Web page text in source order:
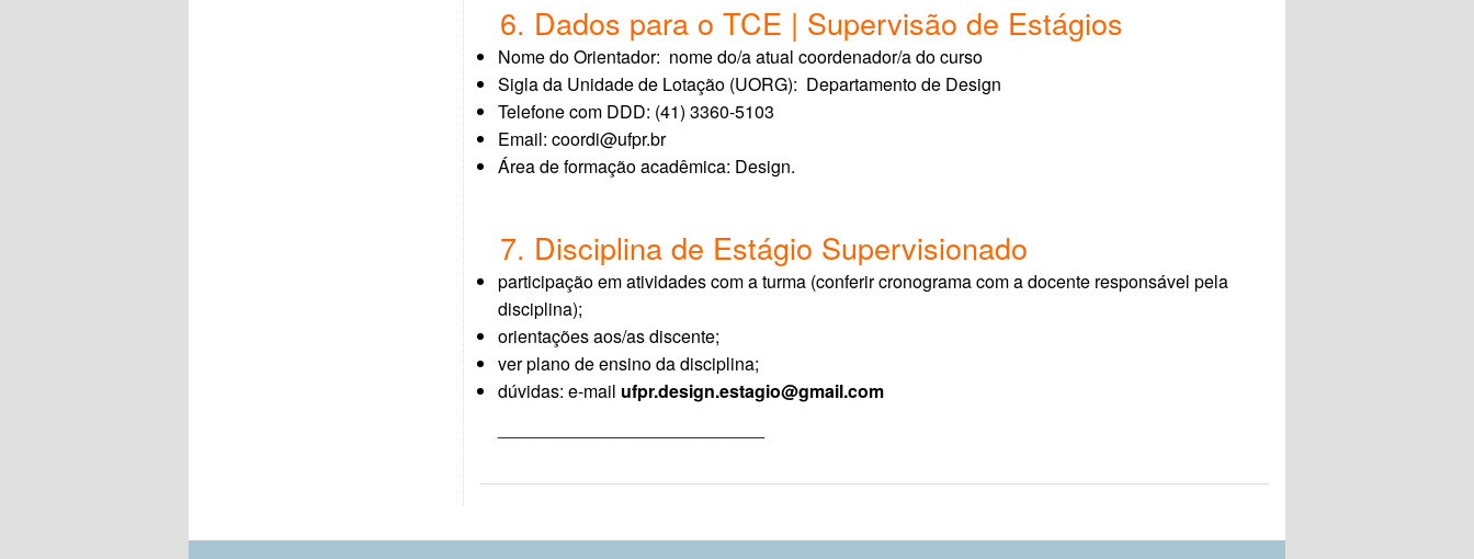
6. Dados para o TCE | Supervisão de Estágios
Nome do Orientador: nome do/a atual coordenador/a do curso
Sigla da Unidade de Lotação (UORG): Departamento de Design
Telefone com DDD: (41) 3360-5103
Email: coordi@ufpr.br
Área de formação acadêmica: Design.
7. Disciplina de Estágio Supervisionado
participação em atividades com a turma (conferir cronograma com a docente responsável pela
disciplina);
orientações aos/as discente;
ver plano de ensino da disciplina;
dúvidas: e-mail ufpr.design.estagio@gmail.com